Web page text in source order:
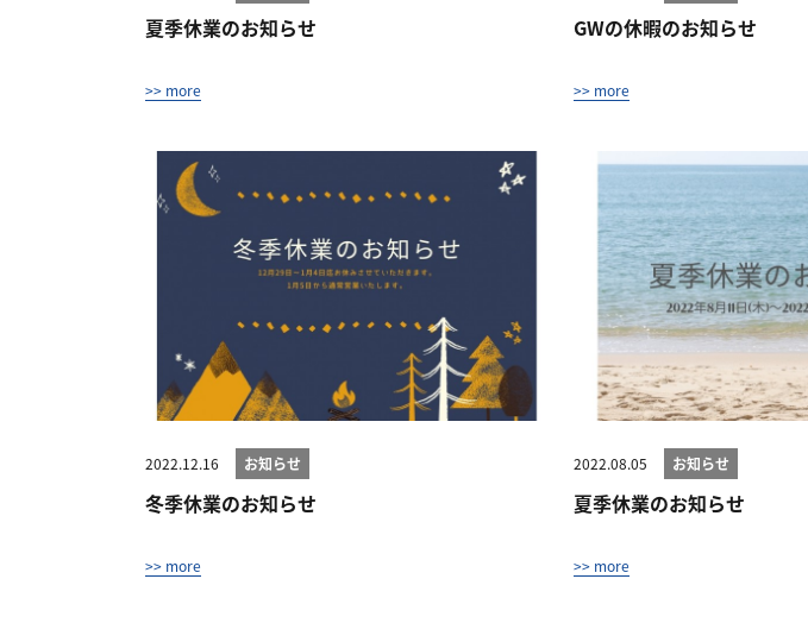
夏季休業のお知らせ
>> more
GWの休暇のお知らせ
>> more
2022.12.16 お知らせ
冬季休業のお知らせ
>> more
2022.08.05 お知らせ
夏季休業のお知らせ
>> more